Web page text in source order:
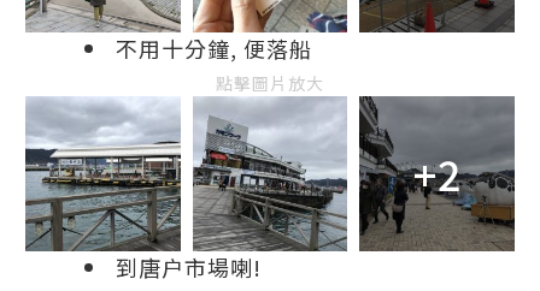
不用十分鐘, 便落船
點擊圖片放大
+2
到唐户市場喇!